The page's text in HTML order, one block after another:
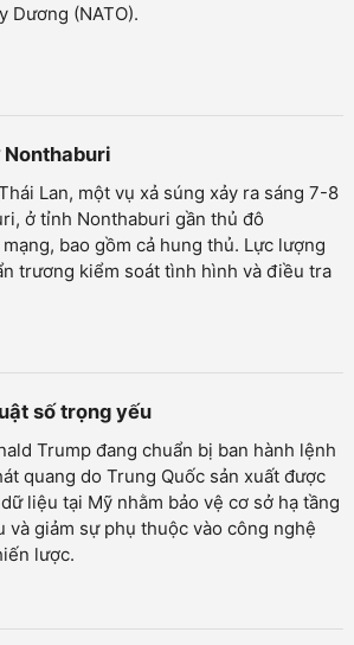
Dương (NATO).
Lan, một vụ xả súng xảy ra sáng 7-8
ở tỉnh Nonthaburi gần thủ đô
bao gồm cả hung thủ. Lực lượng
trương kiểm soát tình hình và điều tra
số trọng yếu
Trump đang chuẩn bị ban hành lệnh
quang do Trung Quốc sản xuất được
liệu tại Mỹ nhằm bảo vệ cơ sở hạ tầng
giảm sự phụ thuộc vào công nghệ
lược.